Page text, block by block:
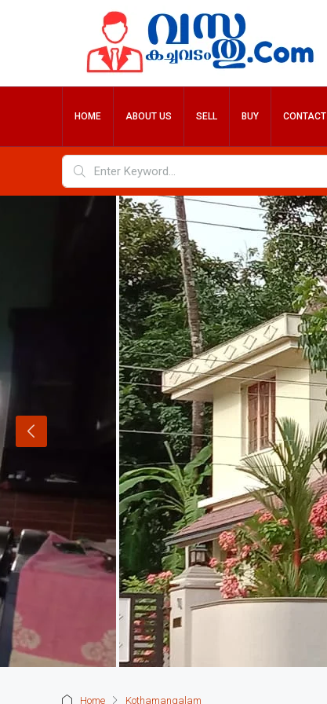
HOME ABOUT US SELL BUY CONTACT
Home Kothamangalam